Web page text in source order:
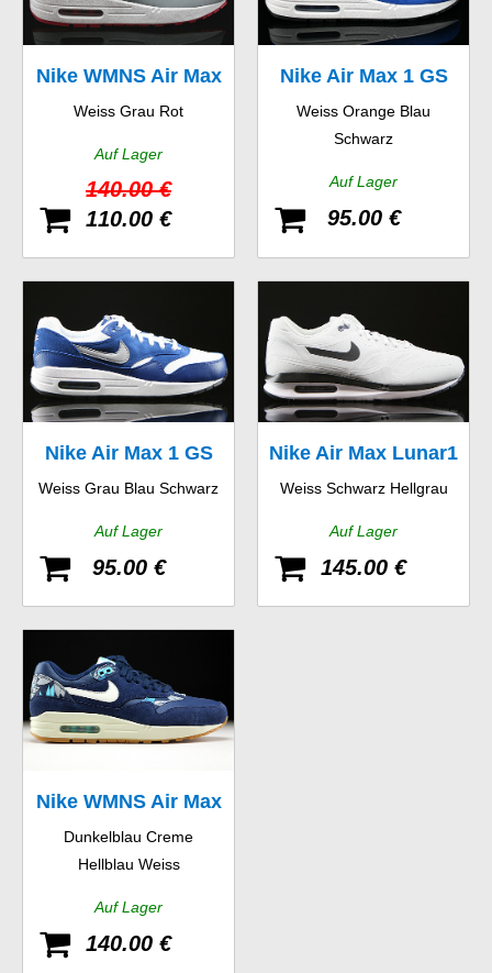
Nike WMNS Air Max
1 Essential
Weiss Grau Rot
Auf Lager
140.00 €
110.00 €
Nike Air Max 1 GS
Weiss Orange Blau
Schwarz
Auf Lager
95.00 €
Nike Air Max 1 GS
Weiss Grau Blau Schwarz
Auf Lager
95.00 €
Nike Air Max Lunar1
WR
Weiss Schwarz Hellgrau
Auf Lager
145.00 €
Nike WMNS Air Max
1 Print
Dunkelblau Creme
Hellblau Weiss
Auf Lager
140.00 €